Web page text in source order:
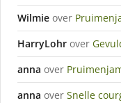
Wilmie over
HarryLohr over
anna over
anna over Snelle